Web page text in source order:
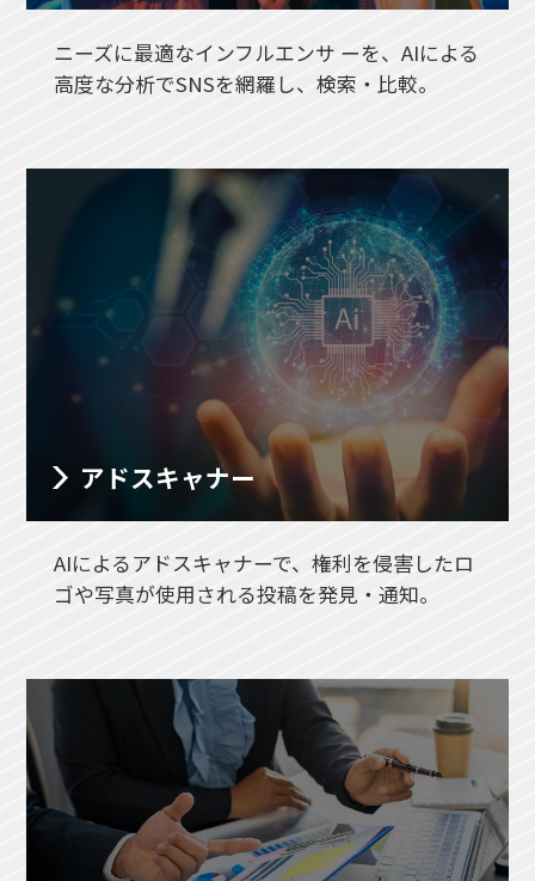
ニーズに最適なインフルエンサ ーを、AIによる
高度な分析でSNSを網羅し、検索・比較。
アドスキャナー
AIによるアドスキャナーで、権利を侵害したロ
ゴや写真が使用される投稿を発見・通知。